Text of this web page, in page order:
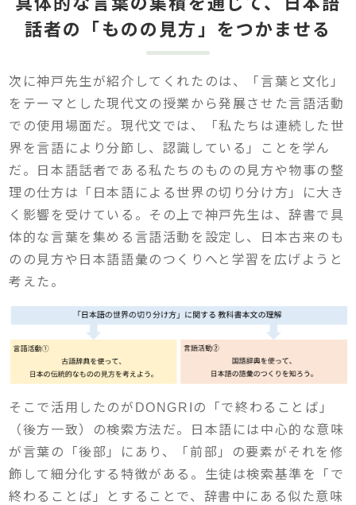
話者の「ものの見方」をつかませる
次に神戸先生が紹介してくれたのは、「言葉と文化」
をテーマとした現代文の授業から発展させた言語活動
での使用場面だ。現代文では、「私たちは連続した世
界を言語により分節し、認識している」ことを学ん
だ。日本語話者である私たちのものの見方や物事の整
理の仕方は「日本語による世界の切り分け方」に大き
く影響を受けている。その上で神戸先生は、辞書で具
体的な言葉を集める言語活動を設定し、日本古来のも
のの見方や日本語語彙のつくりへと学習を広げようと
考えた。
そこで活用したのがDONGRIの「で終わることば」
（後方一致）の検索方法だ。日本語には中心的な意味
が言葉の「後部」にあり、「前部」の要素がそれを修
飾して細分化する特徴がある。生徒は検索基準を「で
終わることば」とすることで、辞書中にある似た意味